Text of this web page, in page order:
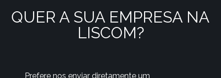
QUER A SUA EMPRESA NA
LISCOM?
Prefere nos enviar diretamente um